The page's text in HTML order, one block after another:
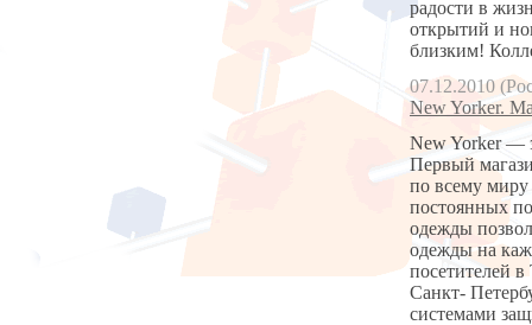
радости в
открытий и
близким!
07.12.2010
New Yorker.
New Yorker —
Первый
по всему миру
постоянных
одежды
одежды на
посетителей
Санкт-
системами